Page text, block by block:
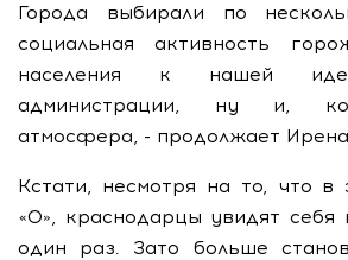
Города выбирали по
социальная активность
населения к нашей
администрации, ну и,
атмосфера, - продолжает
Кстати, несмотря на то, что
«О», краснодарцы увидят себя
один раз. Зато больше